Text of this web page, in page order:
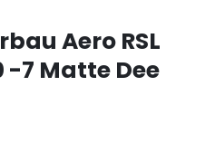
Aero RSL
-7 Matte Dee